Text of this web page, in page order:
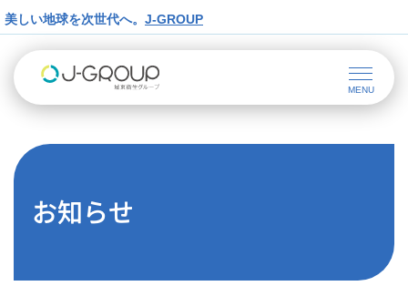
美しい地球を次世代へ。 J-GROUP
お知らせ